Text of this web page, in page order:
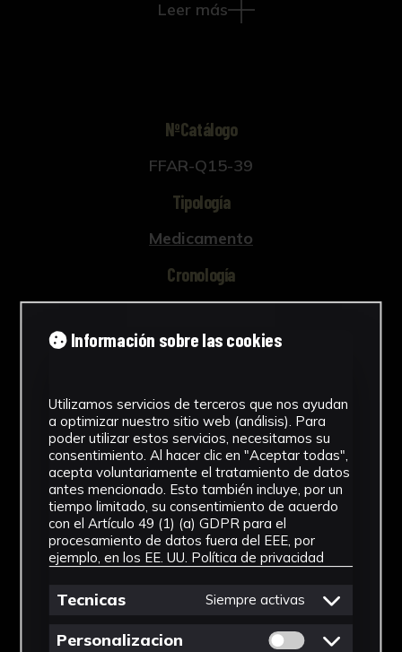
421-663, Universidad de Sevilla, 2018).
Leer más
NºCatálogo
FFAR-Q15-39
Tipología
Medicamento
Cronología
Ubicación
Dimensiones
3 x 7 x 5,5 cm
Fondo
Fondo Farmacia
Ver más
Información sobre las cookies
Utilizamos servicios de terceros que nos ayudan
a optimizar nuestro sitio web (análisis). Para
poder utilizar estos servicios, necesitamos su
consentimiento. Al hacer clic en "Aceptar todas",
acepta voluntariamente el tratamiento de datos
antes mencionado. Esto también incluye, por un
tiempo limitado, su consentimiento de acuerdo
con el Artículo 49 (1) (a) GDPR para el
procesamiento de datos fuera del EEE, por
ejemplo, en los EE. UU. Política de privacidad
Tecnicas Siempre activas
Personalizacion Permitir cookies